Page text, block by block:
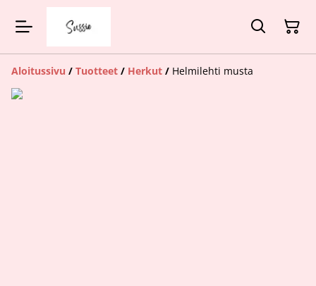
Aloitussivu / Tuotteet / Herkut / Helmilehti musta